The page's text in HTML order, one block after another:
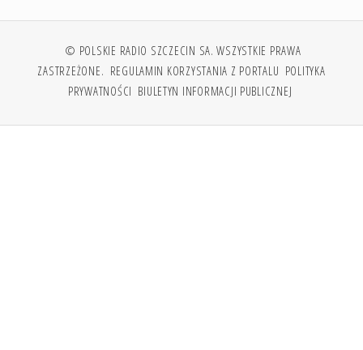
© POLSKIE RADIO SZCZECIN SA. WSZYSTKIE PRAWA
ZASTRZEŻONE. REGULAMIN KORZYSTANIA Z PORTALU POLITYKA
PRYWATNOŚCI BIULETYN INFORMACJI PUBLICZNEJ